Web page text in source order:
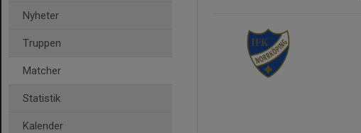
Nyheter
Truppen
Matcher
Statistik
Kalender